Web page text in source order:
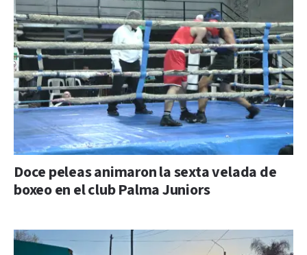
Doce peleas animaron la sexta velada de
boxeo en el club Palma Juniors